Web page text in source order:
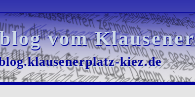
vom
vom
kiez.de
kiez.de